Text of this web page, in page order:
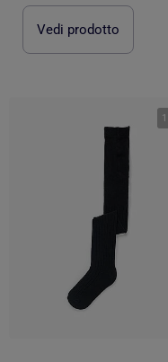
Vedi prodotto
1